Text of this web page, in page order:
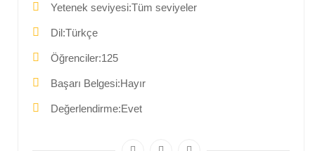
Yetenek seviyesi Tüm seviyeler
Dil Türkçe
Öğrenciler 125
Başarı Belgesi Hayır
Değerlendirme Evet